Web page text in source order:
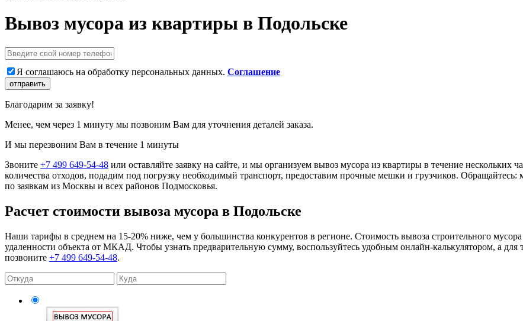
Вывоз мусора из квартиры в Подольске
Я соглашаюсь на обработку персональных данных. Соглашение
отправить
Благодарим за заявку!
Менее, чем через 1 минуту мы позвоним Вам для уточнения деталей заказа.
И мы перезвоним Вам в течение 1 минуты
Звоните +7 499 649-54-48 или оставляйте заявку на сайте, и мы организуем вывоз мусора из квартиры в течение
количества отходов, подадим под погрузку необходимый транспорт, предоставим прочные мешки и грузчиков.
по заявкам из Москвы и всех районов Подмосковья.
Расчет стоимости вывоза мусора в Подольске
Наши тарифы в среднем на 15-20% ниже, чем у большинства конкурентов в регионе. Стоимость вывоза строительного мусора
удаленности объекта от МКАД. Чтобы узнать предварительную сумму, воспользуйтесь удобным онлайн-калькулятором, а для
позвоните +7 499 649-54-48.